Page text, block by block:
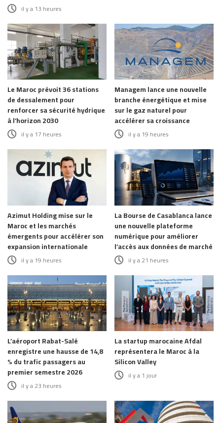
il y a 13 heures
Le Maroc prévoit 36 stations
de dessalement pour
renforcer sa sécurité hydrique
à l’horizon 2030
il y a 17 heures
Managem lance une nouvelle
branche énergétique et mise
sur le gaz naturel pour
accélérer sa croissance
il y a 19 heures
Azimut Holding mise sur le
Maroc et les marchés
émergents pour accélérer son
expansion internationale
il y a 19 heures
La Bourse de Casablanca lance
une nouvelle plateforme
numérique pour améliorer
l’accès aux données de marché
il y a 21 heures
L’aéroport Rabat-Salé
enregistre une hausse de 14,8
% du trafic passagers au
premier semestre 2026
il y a 23 heures
La startup marocaine Afdal
représentera le Maroc à la
Silicon Valley
il y a 1 jour